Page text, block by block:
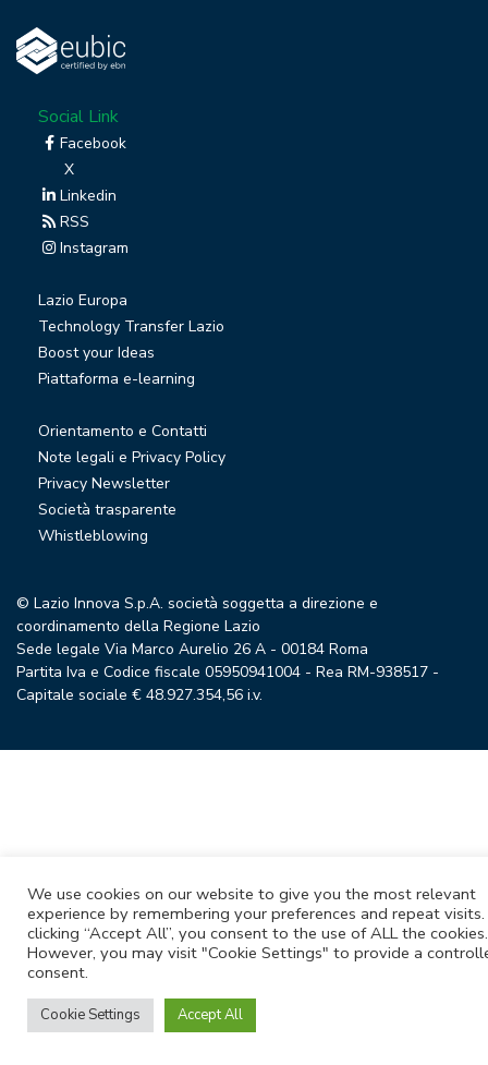
Social Link
Facebook
X
Linkedin
RSS
Instagram
Lazio Europa
Technology Transfer Lazio
Boost your Ideas
Piattaforma e-learning
Orientamento e Contatti
Note legali e Privacy Policy
Privacy Newsletter
Società trasparente
Whistleblowing
© Lazio Innova S.p.A. società soggetta a direzione e
coordinamento della Regione Lazio
Sede legale Via Marco Aurelio 26 A - 00184 Roma
Partita Iva e Codice fiscale 05950941004 - Rea RM-938517 -
Capitale sociale € 48.927.354,56 i.v.
We use cookies on our website to give you the most relevant
experience by remembering your preferences and repeat
clicking “Accept All”, you consent to the use of ALL the cookies.
However, you may visit "Cookie Settings" to provide a
consent.
Cookie Settings Accept All